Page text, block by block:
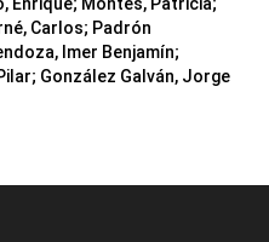
Carlos; Padrón
Imer Benjamín;
; González Galván, Jorge